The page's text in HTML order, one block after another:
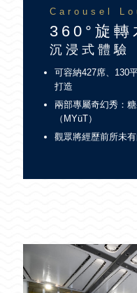
Carousel
360°旋轉
沉浸式體驗
可容納427席、130
打造
兩部專屬奇幻秀：
（MYüT）
觀眾將經歷前所未